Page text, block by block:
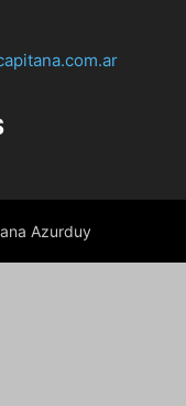
Azurduy